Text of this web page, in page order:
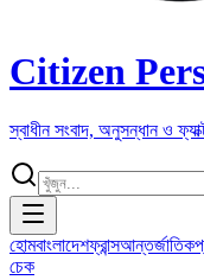
Citizen
স্বাধীন সংবাদ, অনুসন্ধান ও
হোমবাংলাদেশফ্রান্সআন্তর্জাতিক
চেক